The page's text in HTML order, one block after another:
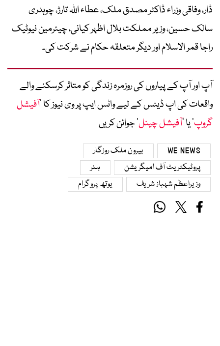
ڈار، وفاقی وزراء ڈاکٹر مصدق ملک، عطاء اللہ تارڑ، چوہدری
سالک حسین، وزیر مملکت بلال اظہر کیانی، چیئرمین نیوٹیک
راجا قمر الاسلام اور دیگر متعلقہ حکام نے شرکت کی۔
آپ اور آپ کے پیاروں کی روزمرہ زندگی کو متاثر کرسکنے والے
واقعات کی اپ ڈیٹس کے لیے واٹس ایپ پر وی نیوز کا ’آفیشل
گروپ‘ یا ’آفیشل چینل‘ جوائن کریں
WE NEWS
بیرون ملک روزگار
پروٹیکٹریٹ آف امیگریشن
ہنر
وزیراعظم شہباز شریف
یوتھ پروگرام